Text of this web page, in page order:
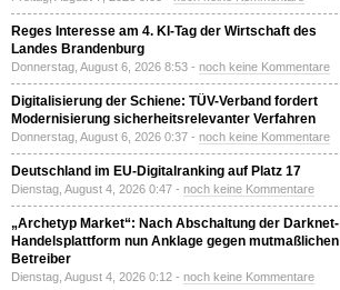
Reges Interesse am 4. KI-Tag der Wirtschaft des
Landes Brandenburg
Donnerstag, August 6, 2026 8:53 - noch keine Kommentare
Digitalisierung der Schiene: TÜV-Verband fordert
Modernisierung sicherheitsrelevanter Verfahren
Donnerstag, August 6, 2026 0:37 - noch keine Kommentare
Deutschland im EU-Digitalranking auf Platz 17
Dienstag, August 4, 2026 0:47 - noch keine Kommentare
„Archetyp Market“: Nach Abschaltung der Darknet-
Handelsplattform nun Anklage gegen mutmaßlichen
Betreiber
Dienstag, August 4, 2026 0:12 - noch keine Kommentare